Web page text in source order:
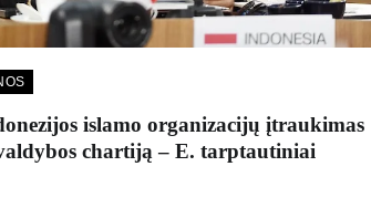
islamo organizacijų įtraukimas
chartiją – E. tarptautiniai